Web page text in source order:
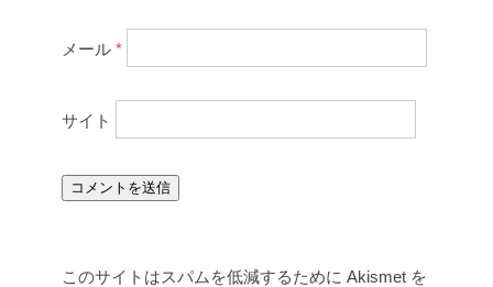
メール *
サイト
このサイトはスパムを低減するために Akismet を